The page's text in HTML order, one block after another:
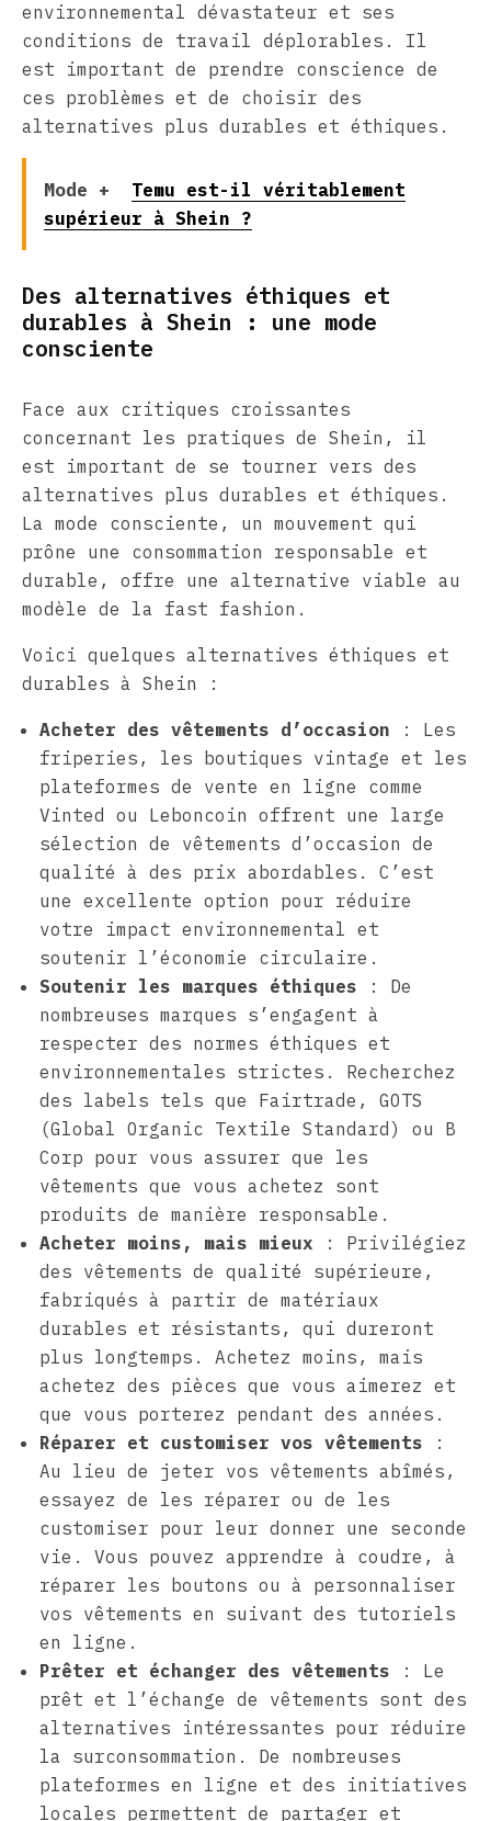
environnemental dévastateur et ses
conditions de travail déplorables. Il
est important de prendre conscience de
ces problèmes et de choisir des
alternatives plus durables et éthiques.
Mode +
Temu est-il véritablement
supérieur à Shein ?
Des alternatives éthiques et
durables à Shein : une mode
consciente
Face aux critiques croissantes
concernant les pratiques de Shein, il
est important de se tourner vers des
alternatives plus durables et éthiques.
La mode consciente, un mouvement qui
prône une consommation responsable et
durable, offre une alternative viable au
modèle de la fast fashion.
Voici quelques alternatives éthiques et
durables à Shein :
Acheter des vêtements d’occasion : Les
friperies, les boutiques vintage et les
plateformes de vente en ligne comme
Vinted ou Leboncoin offrent une large
sélection de vêtements d’occasion de
qualité à des prix abordables. C’est
une excellente option pour réduire
votre impact environnemental et
soutenir l’économie circulaire.
Soutenir les marques éthiques : De
nombreuses marques s’engagent à
respecter des normes éthiques et
environnementales strictes. Recherchez
des labels tels que Fairtrade, GOTS
(Global Organic Textile Standard) ou B
Corp pour vous assurer que les
vêtements que vous achetez sont
produits de manière responsable.
Acheter moins, mais mieux : Privilégiez
des vêtements de qualité supérieure,
fabriqués à partir de matériaux
durables et résistants, qui dureront
plus longtemps. Achetez moins, mais
achetez des pièces que vous aimerez et
que vous porterez pendant des années.
Réparer et customiser vos vêtements :
Au lieu de jeter vos vêtements abîmés,
essayez de les réparer ou de les
customiser pour leur donner une seconde
vie. Vous pouvez apprendre à coudre, à
réparer les boutons ou à personnaliser
vos vêtements en suivant des tutoriels
en ligne.
Prêter et échanger des vêtements : Le
prêt et l’échange de vêtements sont des
alternatives intéressantes pour réduire
la surconsommation. De nombreuses
plateformes en ligne et des initiatives
locales permettent de partager et